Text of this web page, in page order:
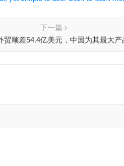
下一篇
贸顺差54.4亿美元，中国为其最大产